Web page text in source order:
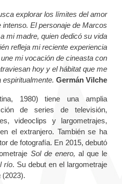
explorar los límites del amor
intenso. El personaje de Marcos
mi madre, quien dedicó su vida
refleja mi reciente experiencia
mi vocación de cineasta con
hoy y el hábitat que me
espiritualmente. Germán Vilche
1980) tiene una amplia
de series de televisión,
videoclips y largometrajes,
el extranjero. También se ha
de fotografía. En 2015, debutó
Sol de enero, al que le
río. Su debut en el largometraje
(2023).